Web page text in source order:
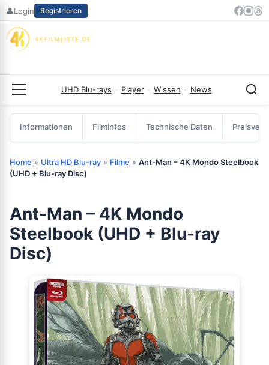
Zum
springen
👤Login Registrieren
UHD Blu-rays · Player · Wissen · News
Informationen Filminfos Technische Daten
Home » Ultra HD Blu-ray » Filme » Ant-Man – 4K Mondo Steelbook
(UHD + Blu-ray Disc)
Ant-Man – 4K Mondo
Steelbook (UHD + Blu-ray
Disc)